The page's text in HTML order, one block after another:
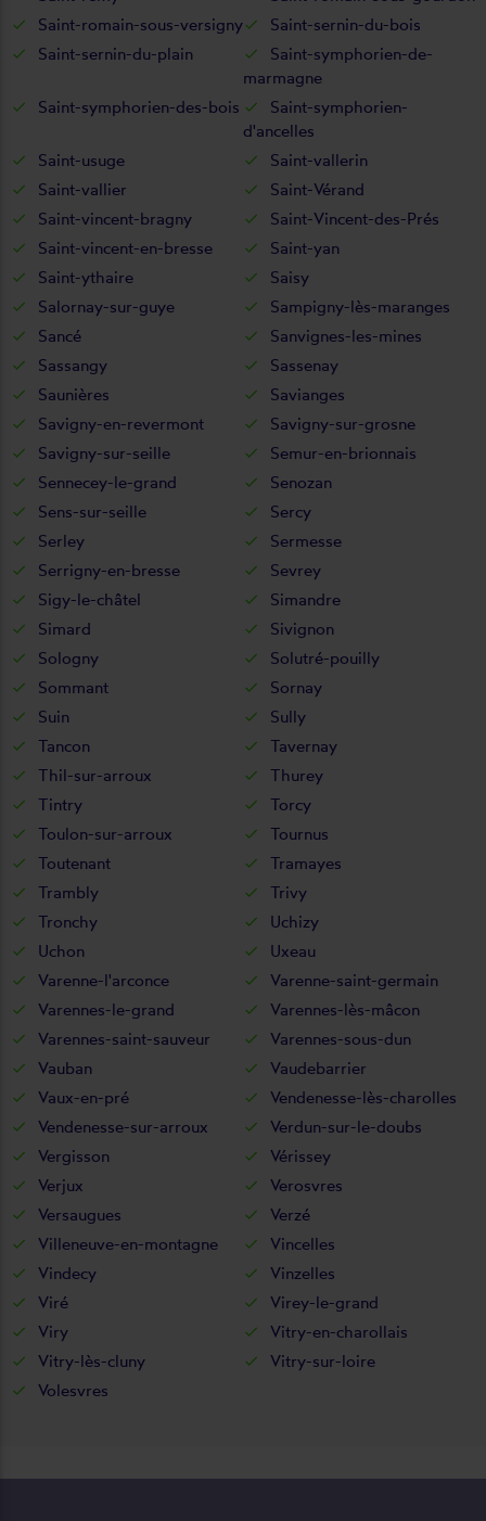
Saint-romain-sous-versigny
Saint-sernin-du-bois
Saint-sernin-du-plain
Saint-symphorien-de-
marmagne
Saint-symphorien-des-bois
Saint-symphorien-
d'ancelles
Saint-usuge
Saint-vallerin
Saint-vallier
Saint-Vérand
Saint-vincent-bragny
Saint-Vincent-des-Prés
Saint-vincent-en-bresse
Saint-yan
Saint-ythaire
Saisy
Salornay-sur-guye
Sampigny-lès-maranges
Sancé
Sanvignes-les-mines
Sassangy
Sassenay
Saunières
Savianges
Savigny-en-revermont
Savigny-sur-grosne
Savigny-sur-seille
Semur-en-brionnais
Sennecey-le-grand
Senozan
Sens-sur-seille
Sercy
Serley
Sermesse
Serrigny-en-bresse
Sevrey
Sigy-le-châtel
Simandre
Simard
Sivignon
Sologny
Solutré-pouilly
Sommant
Sornay
Suin
Sully
Tancon
Tavernay
Thil-sur-arroux
Thurey
Tintry
Torcy
Toulon-sur-arroux
Tournus
Toutenant
Tramayes
Trambly
Trivy
Tronchy
Uchizy
Uchon
Uxeau
Varenne-l'arconce
Varenne-saint-germain
Varennes-le-grand
Varennes-lès-mâcon
Varennes-saint-sauveur
Varennes-sous-dun
Vauban
Vaudebarrier
Vaux-en-pré
Vendenesse-lès-charolles
Vendenesse-sur-arroux
Verdun-sur-le-doubs
Vergisson
Vérissey
Verjux
Verosvres
Versaugues
Verzé
Villeneuve-en-montagne
Vincelles
Vindecy
Vinzelles
Viré
Virey-le-grand
Viry
Vitry-en-charollais
Vitry-lès-cluny
Vitry-sur-loire
Volesvres